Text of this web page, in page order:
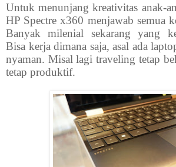
Untuk menunjang kreativitas anak-
HP Spectre x360 menjawab semua
Banyak milenial sekarang yang
Bisa kerja dimana saja, asal ada
nyaman. Misal lagi traveling tetap
tetap produktif.